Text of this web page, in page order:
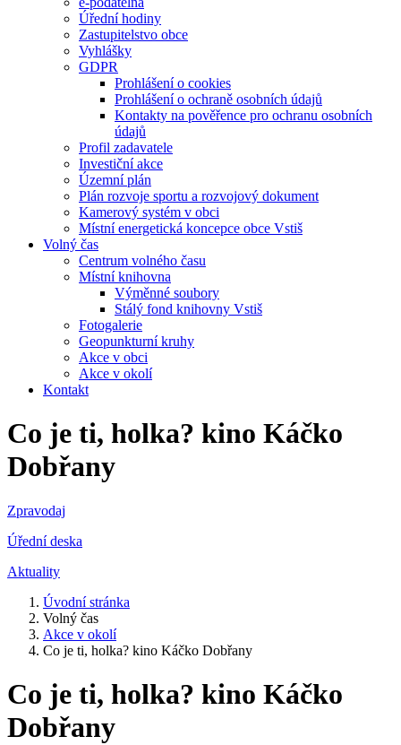
Úřední hodiny
Zastupitelstvo obce
Vyhlášky
GDPR
Prohlášení o cookies
Prohlášení o ochraně osobních údajů
Kontakty na pověřence pro ochranu osobních
údajů
Profil zadavatele
Investiční akce
Územní plán
Plán rozvoje sportu a rozvojový dokument
Kamerový systém v obci
Místní energetická koncepce obce Vstiš
Volný čas
Centrum volného času
Místní knihovna
Výměnné soubory
Stálý fond knihovny Vstiš
Fotogalerie
Geopunkturní kruhy
Akce v obci
Akce v okolí
Kontakt
Co je ti, holka? kino Káčko
Dobřany
Zpravodaj
Úřední deska
Aktuality
Úvodní stránka
Volný čas
Akce v okolí
Co je ti, holka? kino Káčko Dobřany
Co je ti, holka? kino Káčko
Dobřany